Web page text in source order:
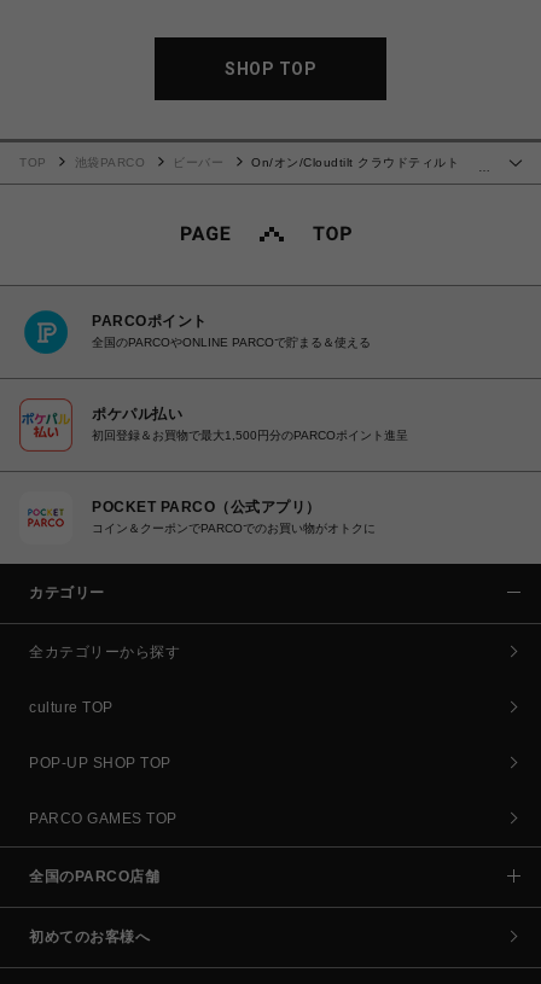
SHOP TOP
TOP 池袋PARCO ビーバー
On/オン/Cloudtilt クラウドティルト
PARCOポイント
全国のPARCOやONLINE PARCOで貯まる＆使える
ポケパル払い
初回登録＆お買物で最大1,500円分のPARCOポイント進呈
POCKET PARCO（公式アプリ）
コイン＆クーポンでPARCOでのお買い物がオトクに
カテゴリー
全カテゴリーから探す
culture TOP
POP-UP SHOP TOP
PARCO GAMES TOP
全国のPARCO店舗
初めてのお客様へ